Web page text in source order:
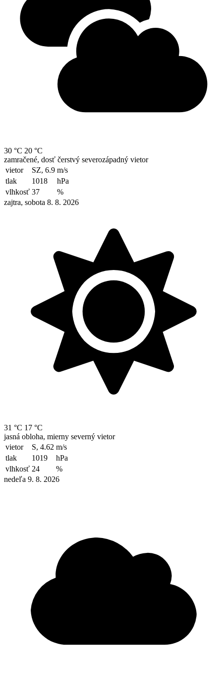
30 °C 20 °C
zamračené, dosť čerstvý severozápadný vietor
vietor
SZ, 6.9 m/s
tlak
1018
hPa
vlhkosť 37
%
zajtra, sobota 8. 8. 2026
31 °C 17 °C
jasná obloha, mierny severný vietor
vietor
S, 4.62 m/s
tlak
1019
hPa
vlhkosť 24
%
nedeľa 9. 8. 2026